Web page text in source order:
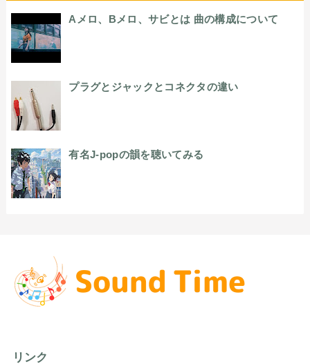
Aメロ、Bメロ、サビとは 曲の構成について
プラグとジャックとコネクタの違い
有名J-popの韻を聴いてみる
リンク